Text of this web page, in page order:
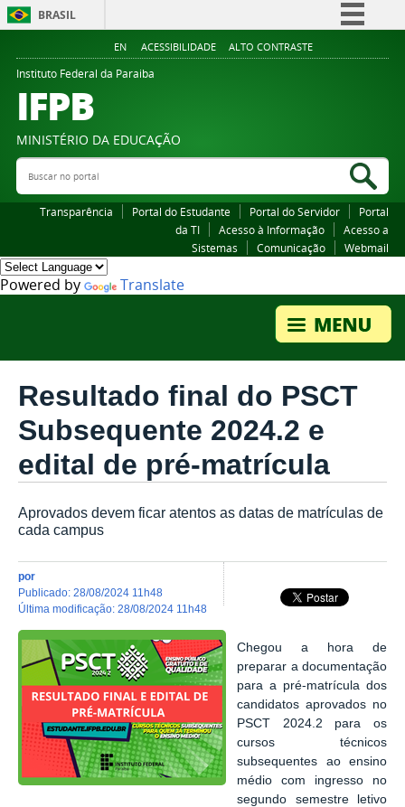
BRASIL
Simplifique!
Legislação
EN ACESSIBILIDADE ALTO CONTRASTE
Instituto Federal da Paraiba
IFPB
MINISTÉRIO DA EDUCAÇÃO
Buscar no portal
Transparência Portal do Estudante Portal do Servidor
Portal
da TI
Acesso à Informação
Acesso a
Sistemas
Comunicação Webmail
Powered by Translate
Resultado final do PSCT
Subsequente 2024.2 e
edital de pré-matrícula
Aprovados devem ficar atentos as datas de matrículas de
cada campus
por
publicado: 28/08/2024 11h48
última modificação: 28/08/2024 11h48
Chegou a hora de
preparar a documentação
para a pré-matrícula dos
candidatos aprovados no
PSCT 2024.2 para os
cursos técnicos
subsequentes ao ensino
médio com ingresso no
segundo semestre letivo